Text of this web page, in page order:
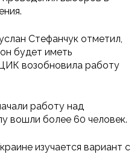
Стефанчук отметил,
будет иметь
возобновила работу
работу над
вошли более 60 человек.
изучается вариант с